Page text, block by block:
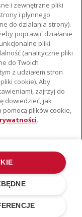
i konstrukcja miksera
na całym świecie .
Inne kraje
i zewnętrzne pliki
i płynnego
do działania strony).
poprawić działanie
pliki
(analityczne pliki
do Twoich
z udziałem stron
cookie). Aby
zajrzyj do
dowiedzieć, jak
plików cookie,
.